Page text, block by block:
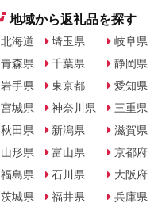
地域から返礼品を探す
北海道
青森県
岩手県
宮城県
秋田県
山形県
福島県
茨城県
埼玉県
千葉県
東京都
神奈川県
新潟県
富山県
石川県
福井県
岐阜県
静岡県
愛知県
三重県
滋賀県
京都府
大阪府
兵庫県